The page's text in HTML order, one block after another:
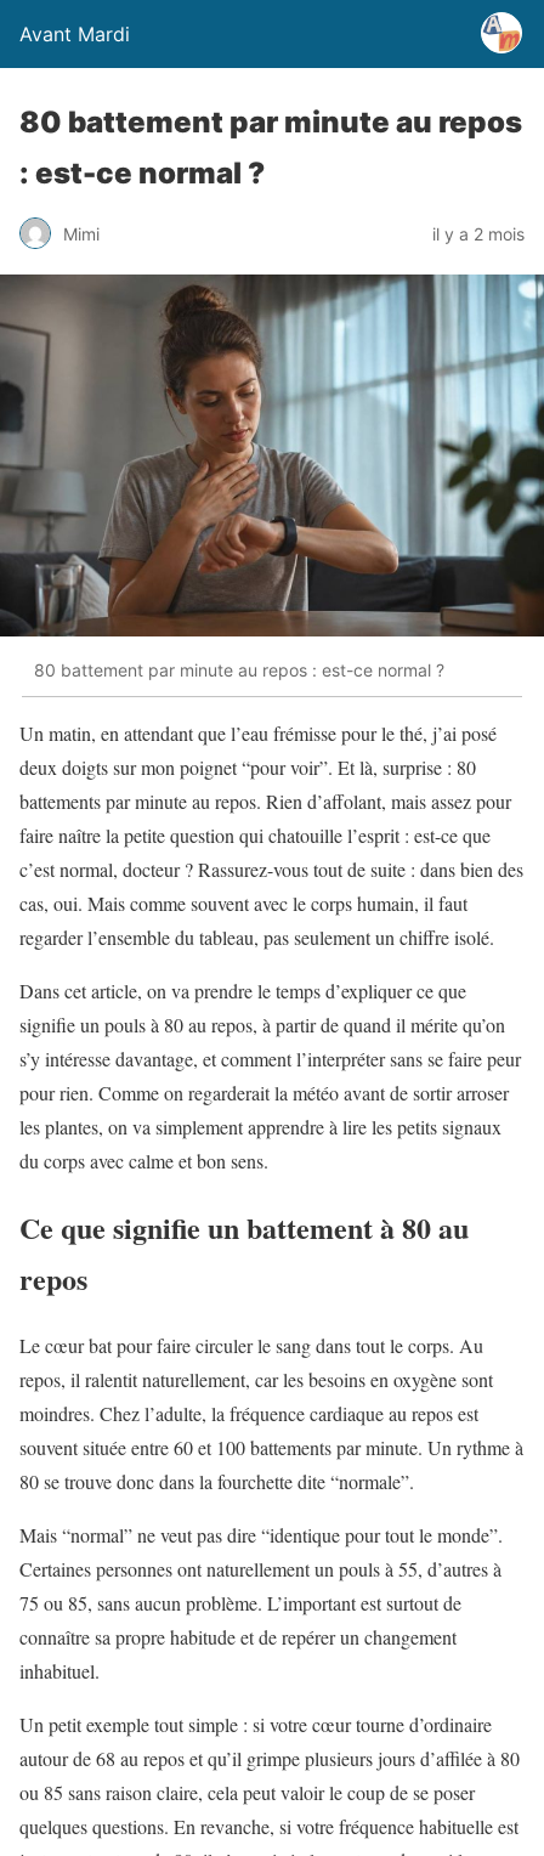
Avant Mardi
80 battement par minute au repos
: est-ce normal ?
Mimi il y a 2 mois
80 battement par minute au repos : est-ce normal ?
Un matin, en attendant que l’eau frémisse pour le thé, j’ai posé
deux doigts sur mon poignet “pour voir”. Et là, surprise : 80
battements par minute au repos. Rien d’affolant, mais assez pour
faire naître la petite question qui chatouille l’esprit : est-ce que
c’est normal, docteur ? Rassurez-vous tout de suite : dans bien des
cas, oui. Mais comme souvent avec le corps humain, il faut
regarder l’ensemble du tableau, pas seulement un chiffre isolé.
Dans cet article, on va prendre le temps d’expliquer ce que
signifie un pouls à 80 au repos, à partir de quand il mérite qu’on
s’y intéresse davantage, et comment l’interpréter sans se faire peur
pour rien. Comme on regarderait la météo avant de sortir arroser
les plantes, on va simplement apprendre à lire les petits signaux
du corps avec calme et bon sens.
Ce que signifie un battement à 80 au
repos
Le cœur bat pour faire circuler le sang dans tout le corps. Au
repos, il ralentit naturellement, car les besoins en oxygène sont
moindres. Chez l’adulte, la fréquence cardiaque au repos est
souvent située entre 60 et 100 battements par minute. Un rythme à
80 se trouve donc dans la fourchette dite “normale”.
Mais “normal” ne veut pas dire “identique pour tout le monde”.
Certaines personnes ont naturellement un pouls à 55, d’autres à
75 ou 85, sans aucun problème. L’important est surtout de
connaître sa propre habitude et de repérer un changement
inhabituel.
Un petit exemple tout simple : si votre cœur tourne d’ordinaire
autour de 68 au repos et qu’il grimpe plusieurs jours d’affilée à 80
ou 85 sans raison claire, cela peut valoir le coup de se poser
quelques questions. En revanche, si votre fréquence habituelle est